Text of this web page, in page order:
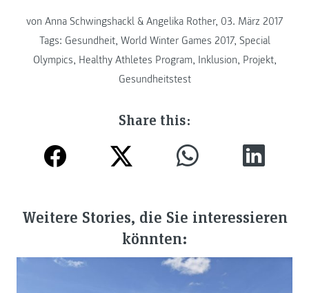
von Anna Schwingshackl & Angelika Rother, 03. März 2017
Tags: Gesundheit, World Winter Games 2017, Special
Olympics, Healthy Athletes Program, Inklusion, Projekt,
Gesundheitstest
Share this:
Weitere Stories, die Sie interessieren
könnten: